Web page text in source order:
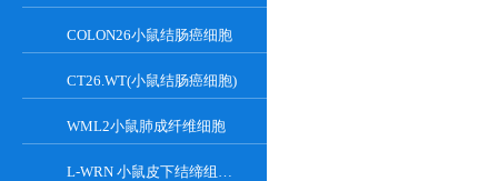
COLON26小鼠结肠癌细胞
CT26.WT(小鼠结肠癌细胞)
WML2小鼠肺成纤维细胞
L-WRN 小鼠皮下结缔组织细胞系